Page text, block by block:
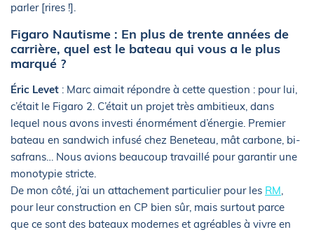
parler [rires !].
Figaro Nautisme : En plus de trente années de
carrière, quel est le bateau qui vous a le plus
marqué ?
Éric Levet : Marc aimait répondre à cette question : pour lui,
c’était le Figaro 2. C’était un projet très ambitieux, dans
lequel nous avons investi énormément d’énergie. Premier
bateau en sandwich infusé chez Beneteau, mât carbone, bi-
safrans… Nous avions beaucoup travaillé pour garantir une
monotypie stricte.
De mon côté, j’ai un attachement particulier pour les RM,
pour leur construction en CP bien sûr, mais surtout parce
que ce sont des bateaux modernes et agréables à vivre en